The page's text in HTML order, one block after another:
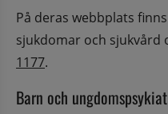
På deras webbplats
1177.
Barn och